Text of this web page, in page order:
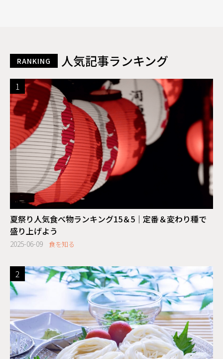
RANKING 人気記事ランキング
夏祭り人気食べ物ランキング15＆5｜定番＆変わり種で
盛り上げよう
2025-06-09 食を知る